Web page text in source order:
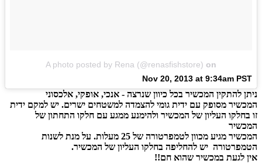
A photo posted by Rena (@renasfishstore) on
Nov 20, 2013 at 9:34am PST
ניתן להתקין המכשיר בכל כיוון שנרצה - אנכי, אופקי, אלכסוני
המכשיר מסופק עם ידית גומי להצמדה למשטחים ישרים. יש למקם ידית
זו בחלקו העליון של המכשיר ולהימנע ממגע עם חלקו התחתון של
המכשיר
המכשיר מגיע מכוון לטמפרטורה של 25 מעלות. על מנת לשנות
הטמפרטורה יש להחליפה בחלקו העליון של המכשיר.
אין לגעת במכשיר שהוא חם!!